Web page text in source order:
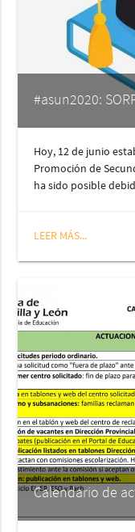
#asun2020:
Hoy, 12 de junio
Promoción de
ha sido posible
LEER MÁS...
Calendario de